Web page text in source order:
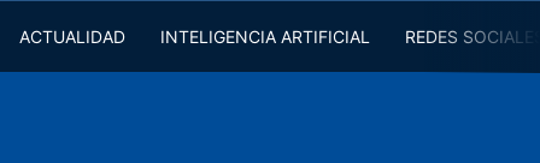
ACTUALIDAD INTELIGENCIA ARTIFICIAL REDES